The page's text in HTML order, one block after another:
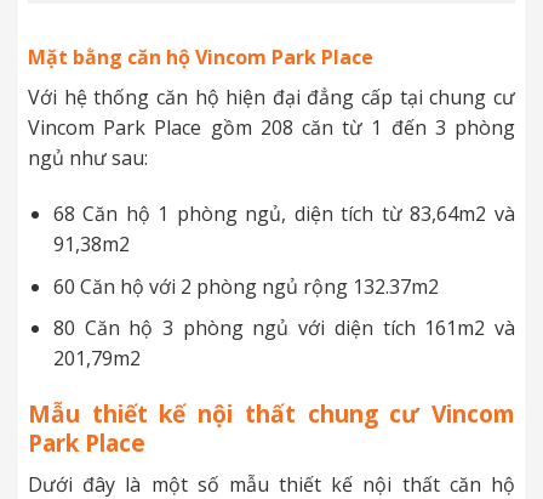
Mặt bằng căn hộ Vincom Park Place
Với hệ thống căn hộ hiện đại đẳng cấp tại chung cư
Vincom Park Place gồm 208 căn từ 1 đến 3 phòng
ngủ như sau:
68 Căn hộ 1 phòng ngủ, diện tích từ 83,64m2 và
91,38m2
60 Căn hộ với 2 phòng ngủ rộng 132.37m2
80 Căn hộ 3 phòng ngủ với diện tích 161m2 và
201,79m2
Mẫu thiết kế nội thất chung cư Vincom
Park Place
Dưới đây là một số mẫu thiết kế nội thất căn hộ